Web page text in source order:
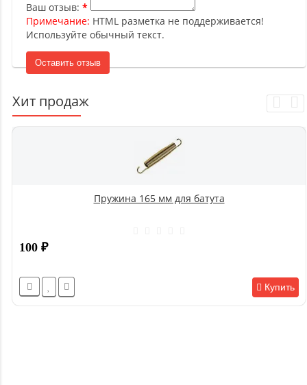
Ваш отзыв:
Примечание: HTML разметка не поддерживается!
Используйте обычный текст.
Оставить отзыв
Хит продаж
Пружина 165 мм для батута
100 ₽
Купить